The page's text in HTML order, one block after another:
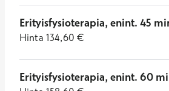
Erityisfysioterapia, enint. 45
Hinta 134,60 €
Erityisfysioterapia, enint. 60